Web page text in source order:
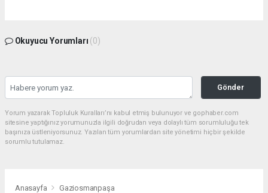
Okuyucu Yorumları (0)
Gönder
Yorum yazarak Topluluk Kuralları’nı kabul etmiş bulunuyor ve gophaber.com
sitesine yaptığınız yorumunuzla ilgili doğrudan veya dolaylı tüm sorumluluğu tek
başınıza üstleniyorsunuz. Yazılan tüm yorumlardan site yönetimi hiçbir şekilde
sorumlu tutulamaz.
Anasayfa Gaziosmanpaşa